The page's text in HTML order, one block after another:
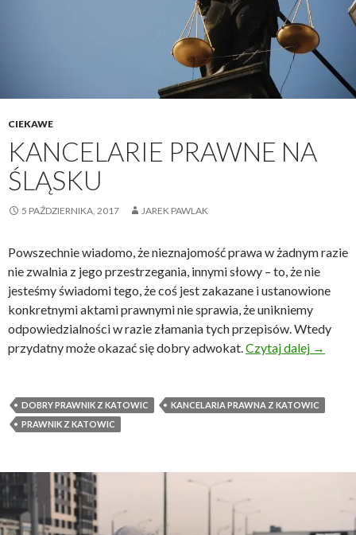
CIEKAWE
KANCELARIE PRAWNE NA
ŚLĄSKU
5 PAŹDZIERNIKA, 2017 JAREK PAWLAK
Powszechnie wiadomo, że nieznajomość prawa w żadnym razie
nie zwalnia z jego przestrzegania, innymi słowy – to, że nie
jesteśmy świadomi tego, że coś jest zakazane i ustanowione
konkretnymi aktami prawnymi nie sprawia, że unikniemy
odpowiedzialności w razie złamania tych przepisów. Wtedy
przydatny może okazać się dobry adwokat. Czytaj dalej →
DOBRY PRAWNIK Z KATOWIC
KANCELARIA PRAWNA Z KATOWIC
PRAWNIK Z KATOWIC